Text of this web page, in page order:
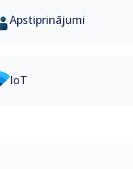
Apstiprinājumi
IoT